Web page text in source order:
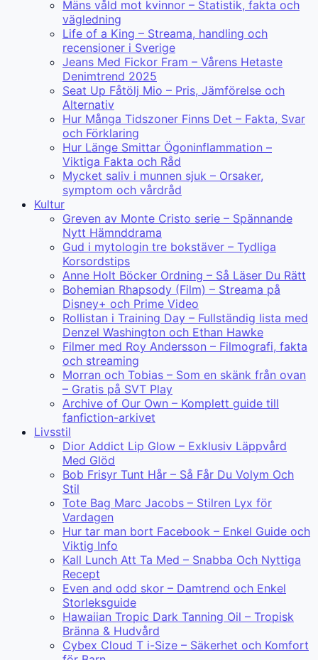
Mäns våld mot kvinnor – Statistik, fakta och
vägledning
Life of a King – Streama, handling och
recensioner i Sverige
Jeans Med Fickor Fram – Vårens Hetaste
Denimtrend 2025
Seat Up Fåtölj Mio – Pris, Jämförelse och
Alternativ
Hur Många Tidszoner Finns Det – Fakta, Svar
och Förklaring
Hur Länge Smittar Ögoninflammation –
Viktiga Fakta och Råd
Mycket saliv i munnen sjuk – Orsaker,
symptom och vårdråd
Kultur
Greven av Monte Cristo serie – Spännande
Nytt Hämnddrama
Gud i mytologin tre bokstäver – Tydliga
Korsordstips
Anne Holt Böcker Ordning – Så Läser Du Rätt
Bohemian Rhapsody (Film) – Streama på
Disney+ och Prime Video
Rollistan i Training Day – Fullständig lista med
Denzel Washington och Ethan Hawke
Filmer med Roy Andersson – Filmografi, fakta
och streaming
Morran och Tobias – Som en skänk från ovan
– Gratis på SVT Play
Archive of Our Own – Komplett guide till
fanfiction-arkivet
Livsstil
Dior Addict Lip Glow – Exklusiv Läppvård
Med Glöd
Bob Frisyr Tunt Hår – Så Får Du Volym Och
Stil
Tote Bag Marc Jacobs – Stilren Lyx för
Vardagen
Hur tar man bort Facebook – Enkel Guide och
Viktig Info
Kall Lunch Att Ta Med – Snabba Och Nyttiga
Recept
Even and odd skor – Damtrend och Enkel
Storleksguide
Hawaiian Tropic Dark Tanning Oil – Tropisk
Bränna & Hudvård
Cybex Cloud T i-Size – Säkerhet och Komfort